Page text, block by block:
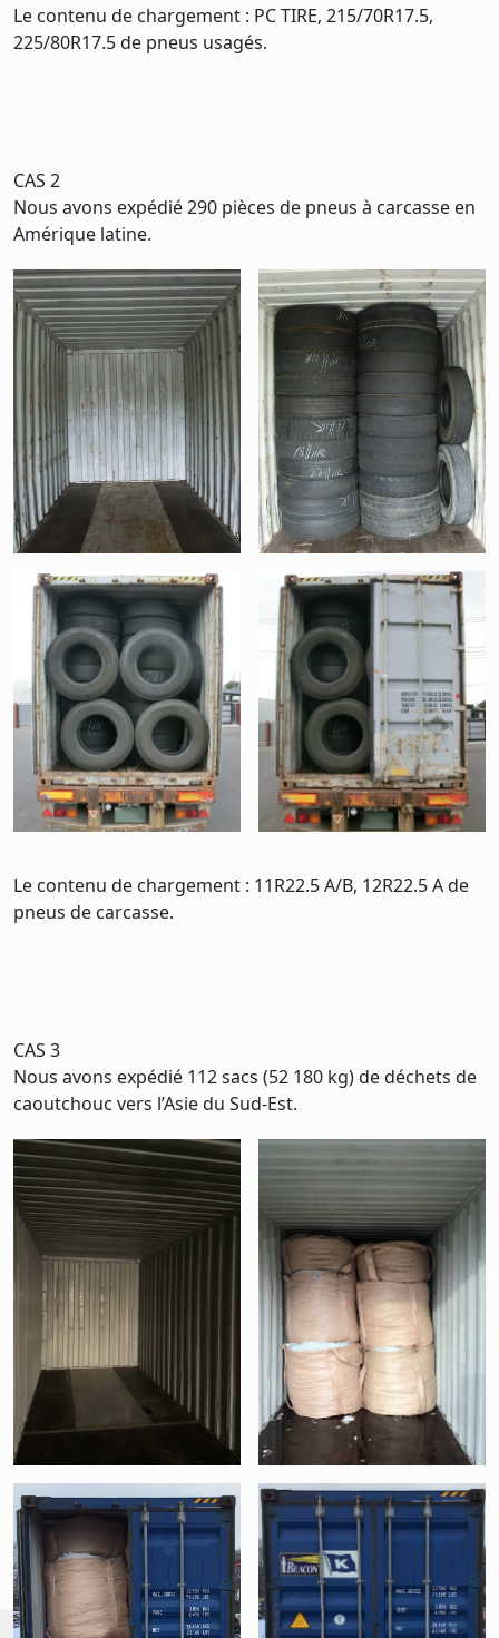
Le contenu de chargement : PC TIRE, 215/70R17.5,
225/80R17.5 de pneus usagés.
CAS 2
Nous avons expédié 290 pièces de pneus à carcasse en
Amérique latine.
Le contenu de chargement : 11R22.5 A/B, 12R22.5 A de
pneus de carcasse.
CAS 3
Nous avons expédié 112 sacs (52 180 kg) de déchets de
caoutchouc vers l’Asie du Sud-Est.